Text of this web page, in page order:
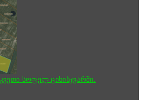
სოფელ ციხისჯვარში.